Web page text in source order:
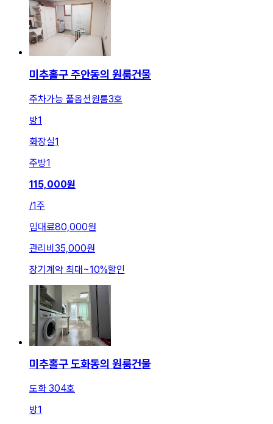
미추홀구 주안동의 원룸건물
주차가능 풀옵션원룸3호
방1
화장실1
주방1
115,000원
/1주
임대료80,000원
관리비 35,000원
장기계약 최대~10%할인
미추홀구 도화동의 원룸건물
도화 304호
방1